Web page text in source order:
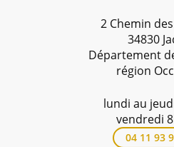
2 Chemin
34830
Département
région
lundi au
vendredi
04 11 93